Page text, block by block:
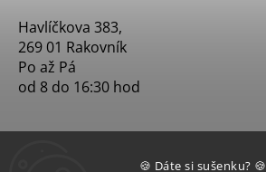
🍪 Dáte si sušenku? 🍪
Havlíčkova 383,
269 01 Rakovník
Po až Pá
od 8 do 16:30 hod